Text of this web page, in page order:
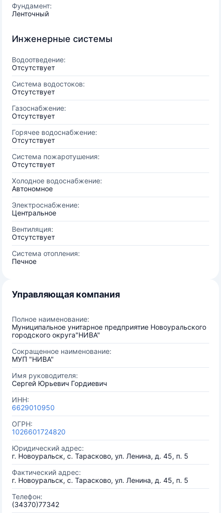
Фундамент:
Ленточный
Инженерные системы
Водоотведение:
Отсутствует
Система водостоков:
Отсутствует
Газоснабжение:
Отсутствует
Горячее водоснабжение:
Отсутствует
Система пожаротушения:
Отсутствует
Холодное водоснабжение:
Автономное
Электроснабжение:
Центральное
Вентиляция:
Отсутствует
Система отопления:
Печное
Управляющая компания
Полное наименование:
Муниципальное унитарное предприятие Новоуральского
городского округа"НИВА"
Сокращенное наименование:
МУП "НИВА"
Имя руководителя:
Сергей Юрьевич Гордиевич
ИНН:
6629010950
ОГРН:
1026601724820
Юридический адрес:
г. Новоуральск, с. Тарасково, ул. Ленина, д. 45, п. 5
Фактический адрес:
г. Новоуральск, с. Тарасково, ул. Ленина, д. 45, п. 5
Телефон:
(34370)77342